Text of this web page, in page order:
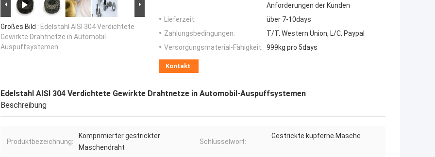
Großes Bild : Edelstahl AISI 304 Verdichtete
Gewirkte Drahtnetze in Automobil-
Auspuffsystemen
Anforderungen der Kunden
Lieferzeit:
über 7-10days
Zahlungsbedingungen:
T/T, Western Union, L/C, Paypal
Versorgungsmaterial-Fähigkeit: 999kg pro 5days
Kontakt
Edelstahl AISI 304 Verdichtete Gewirkte Drahtnetze in Automobil-Auspuffsystemen
Beschreibung
Produktbezeichnung:
Komprimierter gestrickter
Maschendraht
Schlüsselwort:
Gestrickte kupferne Masche